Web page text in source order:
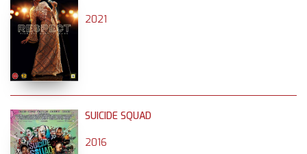
2021
SUICIDE SQUAD
2016